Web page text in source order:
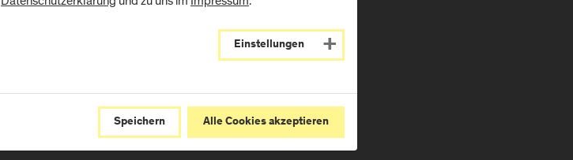
Einstellungen
Speichern Alle Cookies akzeptieren